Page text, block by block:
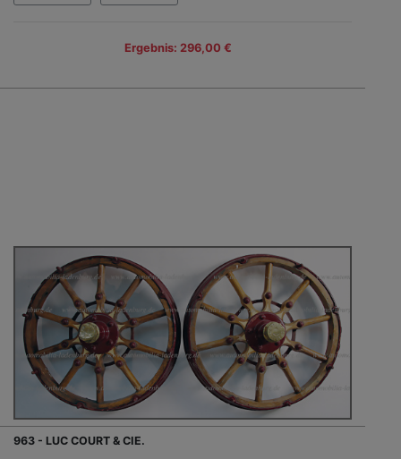
Ergebnis: 296,00 €
963 - LUC COURT & CIE.